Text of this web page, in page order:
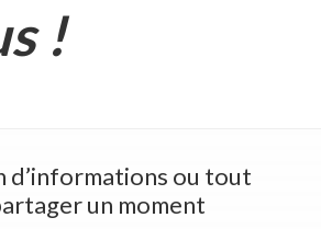
!
d’informations ou tout
un moment